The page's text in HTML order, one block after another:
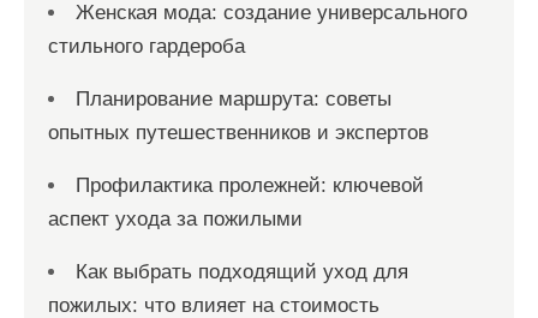
Женская мода: создание универсального
стильного гардероба
Планирование маршрута: советы
опытных путешественников и экспертов
Профилактика пролежней: ключевой
аспект ухода за пожилыми
Как выбрать подходящий уход для
пожилых: что влияет на стоимость